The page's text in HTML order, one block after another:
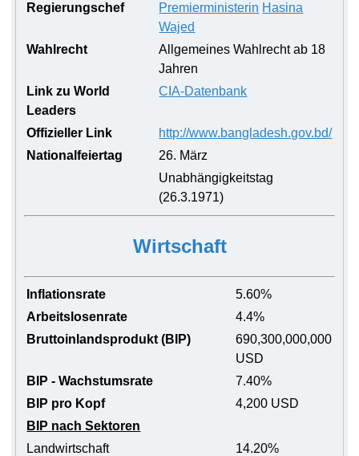
Regierungschef
Premierministerin Hasina
Wajed
Wahlrecht
Allgemeines Wahlrecht ab 18
Jahren
Link zu World
Leaders
CIA-Datenbank
Offizieller Link
http://www.bangladesh.gov.bd/
Nationalfeiertag
26. März
Unabhängigkeitstag
(26.3.1971)
Wirtschaft
Inflationsrate
5.60%
Arbeitslosenrate
4.4%
Bruttoinlandsprodukt (BIP)
690,300,000,000
USD
BIP - Wachstumsrate
7.40%
BIP pro Kopf
4,200 USD
BIP nach Sektoren
Landwirtschaft
14.20%